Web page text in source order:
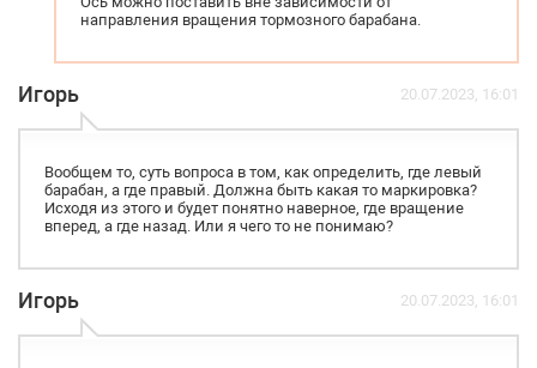
направления вращения тормозного барабана.
Игорь 20.07.2023, 16:01
Вообщем то, суть вопроса в том, как определить, где левый
барабан, а где правый. Должна быть какая то маркировка?
Исходя из этого и будет понятно наверное, где вращение
вперед, а где назад. Или я чего то не понимаю?
Игорь 20.07.2023, 16:01